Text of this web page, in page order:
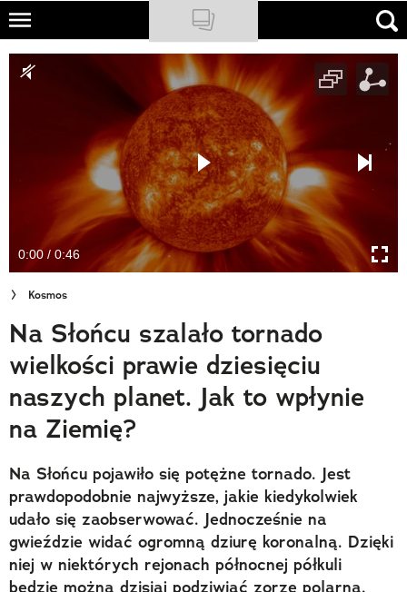
Skip
main
NATIONAL GEOGRAPHIC
Newsletter
Cuda Polski
Wielki Konkurs Fotograficzny
Trendbook Podróżniczy
Polecane
0:00 / 0:46
Kosmos
Na Słońcu szalało tornado
wielkości prawie dziesięciu
naszych planet. Jak to wpłynie
na Ziemię?
Na Słońcu pojawiło się potężne tornado. Jest
prawdopodobnie najwyższe, jakie kiedykolwiek
udało się zaobserwować. Jednocześnie na
gwieździe widać ogromną dziurę koronalną. Dzięki
niej w niektórych rejonach północnej półkuli
będzie można dzisiaj podziwiać zorzę polarną.